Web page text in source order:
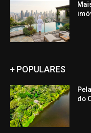
+ POPULARES
do